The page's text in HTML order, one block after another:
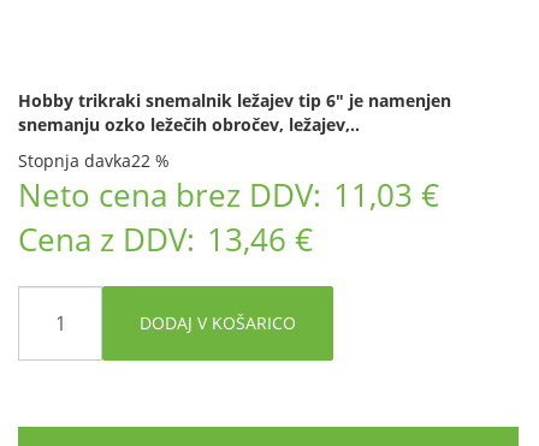
Hobby trikraki snemalnik ležajev tip 6" je namenjen
snemanju ozko ležečih obročev, ležajev,..
Stopnja davka22 %
Neto cena brez DDV: 11,03 €
Cena z DDV: 13,46 €
DODAJ V KOŠARICO